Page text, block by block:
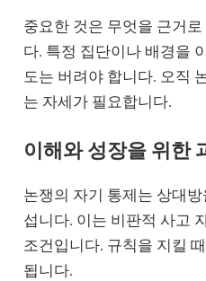
중요한 것은 무엇을 근거
다. 특정 집단이나 배경을
도는 버려야 합니다. 오직
는 자세가 필요합니다.
이해와 성장을 위한
논쟁의 자기 통제는 상대
섭니다. 이는 비판적 사고
조건입니다. 규칙을 지킬
됩니다.